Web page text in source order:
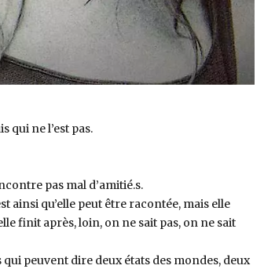
qui ne l’est pas.
pas mal d’amitié.s.
ainsi qu’elle peut être racontée, mais elle
finit après, loin, on ne sait pas, on ne sait
peuvent dire deux états des mondes, deux